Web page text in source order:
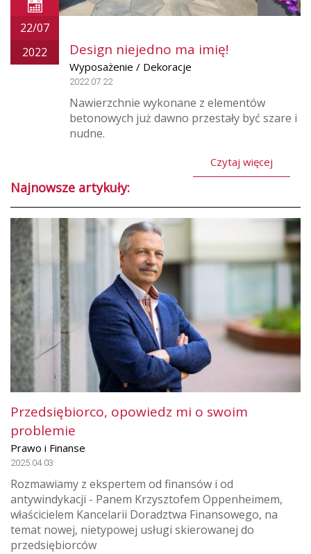
22/07
2022
Design niejedno ma imię!
Wyposażenie / Dekoracje
2022.07.22
Nawierzchnie wykonane z elementów
betonowych już dawno przestały być szare i
nudne.
Czytaj więcej
Najnowsze artykuły:
Przedsiębiorco, opowiedz mi o swoim
problemie
Prawo i Finanse
2025.04.03
Rozmawiamy z ekspertem od finansów i od
antywindykacji - Panem Krzysztofem Oppenheimem,
właścicielem Kancelarii Doradztwa Finansowego, na
temat nowej, nietypowej usługi skierowanej do
przedsiębiorców